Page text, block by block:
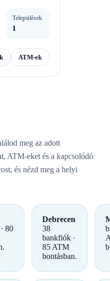
Települések
1
ATM-ek
meg az adott
ATM-eket és a kapcsolódó
és nézd meg a helyi
80
Debrecen
38
bankfiók ·
85 ATM
bontásban.